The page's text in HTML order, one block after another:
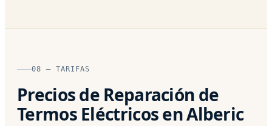
08 — TARIFAS
Precios de Reparación de
Termos Eléctricos en Alberic